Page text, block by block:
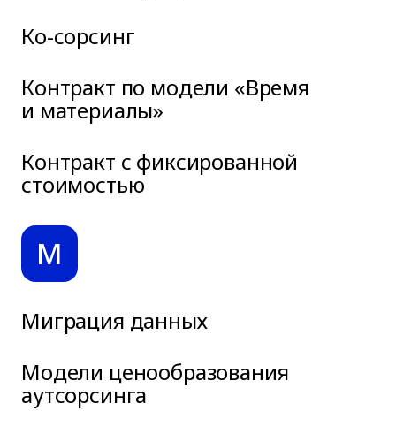
Ко-сорсинг
Контракт по модели «Время
и материалы»
Контракт с фиксированной
стоимостью
М
Миграция данных
Модели ценообразования
аутсорсинга